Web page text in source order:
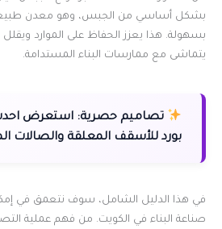
بشكل أساسي من الجبس، وهو معدن طبيعي
بسهولة. هذا يعزز الحفاظ على الموارد ويقلل
يتماشى مع ممارسات البناء المستدامة.
تصاميم حصرية: استعرض
بورد للأسقف المعلقة والصالات
في هذا الدليل الشامل، سوف نتعمق في
صناعة البناء في الكويت. من فهم عملية